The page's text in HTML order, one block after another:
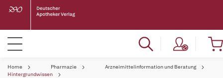
Home Pharmazie
Arzneimittelinformation und Beratung
Hintergrundwissen